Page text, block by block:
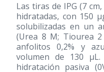
Las tiras de IPG (7
hidratadas, con 150
solubilizadas en un
(Urea 8 M; Tiourea 2
anfolitos 0,2% y
volumen de 130
hidratación pasiva